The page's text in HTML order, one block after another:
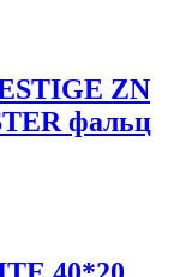
ZN
фальц